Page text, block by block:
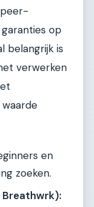
op
belangrijk is
verwerken
waarde
en
zoeken.
Breathwrk):